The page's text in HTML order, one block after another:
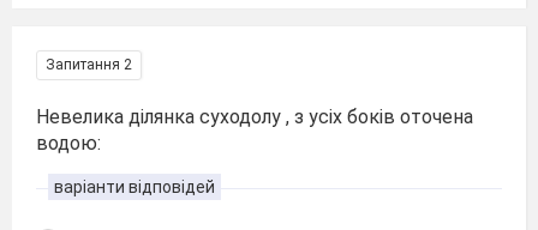
Запитання 2
Невелика ділянка суходолу , з усіх боків оточена
водою:
варіанти відповідей